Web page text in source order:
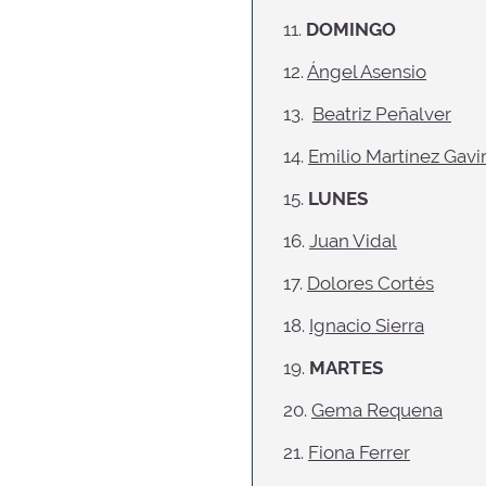
11. DOMINGO
12. Ángel Asensio
13. Beatriz Peñalver
14. Emilio Martínez
15. LUNES
16. Juan Vidal
17. Dolores Cortés
18. Ignacio Sierra
19. MARTES
20. Gema Requena
21. Fiona Ferrer